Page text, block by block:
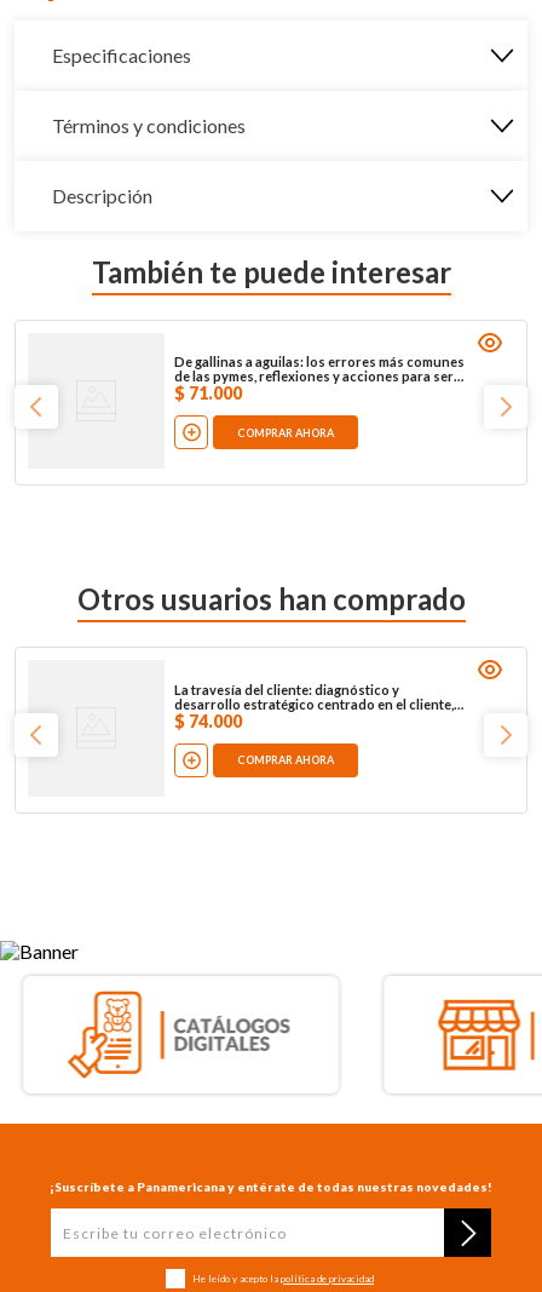
Especificaciones
Términos y condiciones
Descripción
También te puede interesar
De gallinas a aguilas: los errores más comunes
de las pymes, reflexiones y acciones para ser
de alto vuelo
$ 71.000
COMPRAR AHORA
Otros usuarios han comprado
La travesía del cliente: diagnóstico y
desarrollo estratégico centrado en el cliente,
en el mundo digital
$ 74.000
COMPRAR AHORA
¡Suscríbete a Panamericana y entérate de todas nuestras novedades!
He leído y acepto la política de privacidad